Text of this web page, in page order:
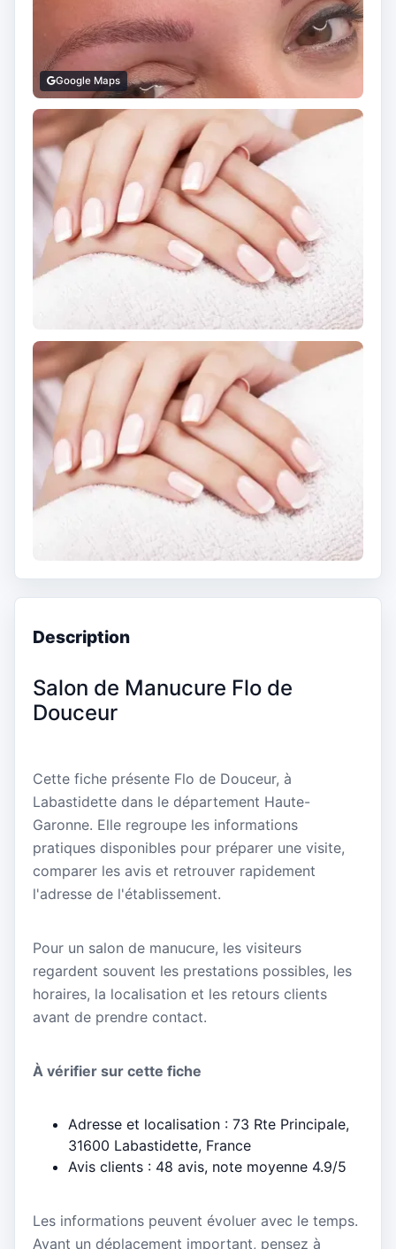
Google Maps
Description
Salon de Manucure Flo de
Douceur
Cette fiche présente Flo de Douceur, à
Labastidette dans le département Haute-
Garonne. Elle regroupe les informations
pratiques disponibles pour préparer une visite,
comparer les avis et retrouver rapidement
l'adresse de l'établissement.
Pour un salon de manucure, les visiteurs
regardent souvent les prestations possibles, les
horaires, la localisation et les retours clients
avant de prendre contact.
À vérifier sur cette fiche
Adresse et localisation : 73 Rte Principale,
31600 Labastidette, France
Avis clients : 48 avis, note moyenne 4.9/5
Les informations peuvent évoluer avec le temps.
Avant un déplacement important, pensez à